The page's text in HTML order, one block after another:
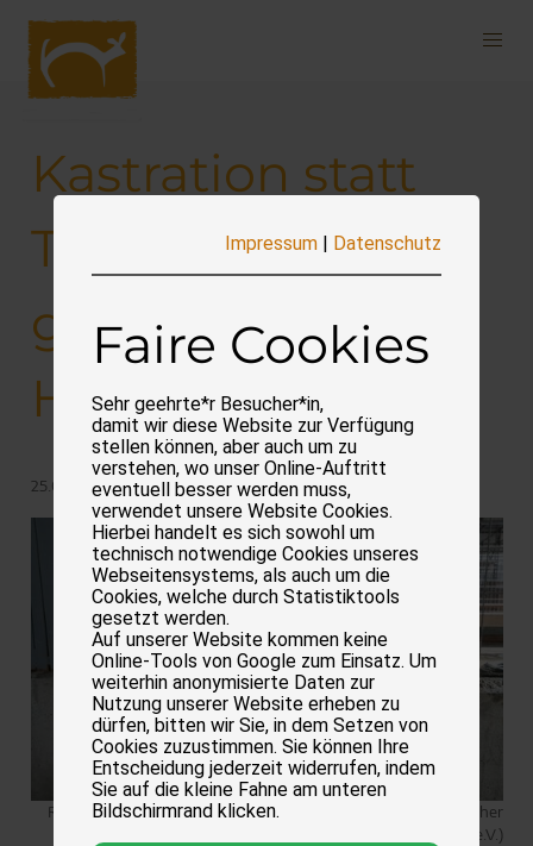
Navigation
überspringen
Kastration statt
Tötung! Demo
gegen
Hundetötungen
25.02.2026
Rumänische Straßenhunde in der Smeura (Copyright: Deutscher
Tierschutzbund e.V.)
Impressum | Datenschutz
Faire Cookies
Sehr geehrte*r Besucher*in,
damit wir diese Website zur Verfügung
stellen können, aber auch um zu
verstehen, wo unser Online-Auftritt
eventuell besser werden muss,
verwendet unsere Website Cookies.
Hierbei handelt es sich sowohl um
technisch notwendige Cookies unseres
Webseitensystems, als auch um die
Cookies, welche durch Statistiktools
gesetzt werden.
Auf unserer Website kommen keine
Online-Tools von Google zum Einsatz. Um
weiterhin anonymisierte Daten zur
Nutzung unserer Website erheben zu
dürfen, bitten wir Sie, in dem Setzen von
Cookies zuzustimmen. Sie können Ihre
Entscheidung jederzeit widerrufen, indem
Sie auf die kleine Fahne am unteren
Bildschirmrand klicken.